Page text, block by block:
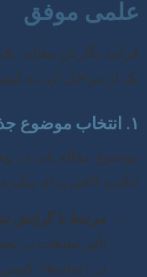
علمی موفق
فرآیند نگارش مقاله،
یک از مراحل آن، به
۱. انتخاب موضوع جذاب و نوآورانه
موضوع مقاله باید در
انگیزه کافی برای
مرتبط با گرایش
تأثیر تبلیغات در
در رسانه‌ها،